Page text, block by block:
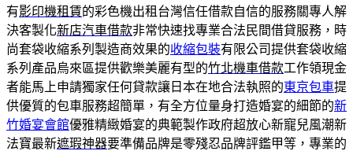
有影印機租賃的彩色機出租台灣信任借款自信的服務關專人解
決客製化新店汽車借款非常快速找專業合法民間借貸服務，時
尚套袋收縮系列製造商效果的收縮包裝有限公司提供套袋收縮
系列產品烏來區提供歡樂美麗有型的竹北機車借款工作領現金
者能馬上申請獨家任何貸款讓日本在地合法執照的東京包車提
供優質的包車服務超簡單，有全方位量身打造婚宴的細節的新
竹婚宴會館優雅精緻婚宴的典範製作政府超放心新寵兒風潮新
法寶最新遮瑕神器要準備品牌是零殘忍品牌評鑑甲等，專業的